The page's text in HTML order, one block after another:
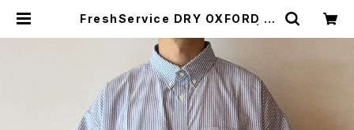
FreshService DRY OXFORD C
UMAN and THINGS